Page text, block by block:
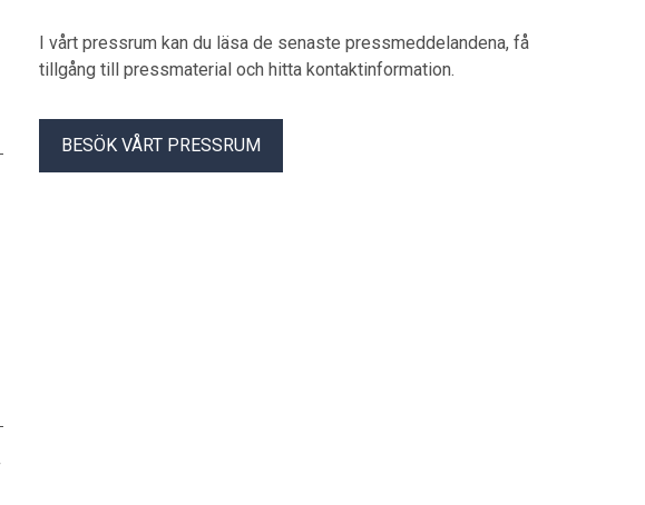
fjärrvärmen både effektivare och mer
I vårt pressrum kan du läsa de senaste pressmeddelandena, få
tillgång till pressmaterial och hitta kontaktinformation.
BESÖK VÅRT PRESSRUM